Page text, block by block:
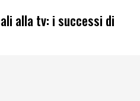
alla tv: i successi di